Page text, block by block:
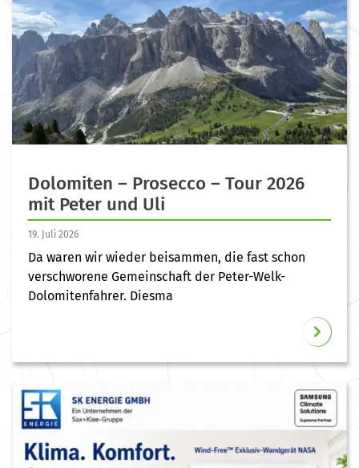
Dolomiten – Prosecco – Tour 2026
mit Peter und Uli
19. Juli 2026
Da waren wir wieder beisammen, die fast schon
verschworene Gemeinschaft der Peter-Welk-
Dolomitenfahrer. Diesma